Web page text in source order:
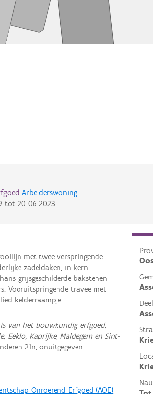
Arbeiderswoning
tot 20-06-2023
met twee verspringende
zadeldaken, in kern
grijsgeschilderde bakstenen
Vooruitspringende travee met
kelderraampje.
van het bouwkundig erfgoed,
Eeklo, Kaprijke, Maldegem en Sint-
21n, onuitgegeven
Onroerend Erfgoed (AOE)